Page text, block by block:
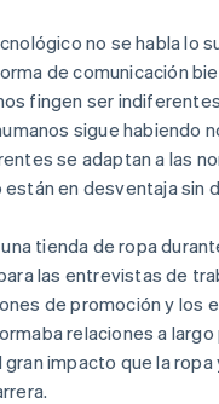
no se habla lo
de comunicación
fingen ser
sigue habiendo
se adaptan a las
en desventaja sin
tienda de ropa
las entrevistas de
de promoción y los
relaciones a
impacto que la